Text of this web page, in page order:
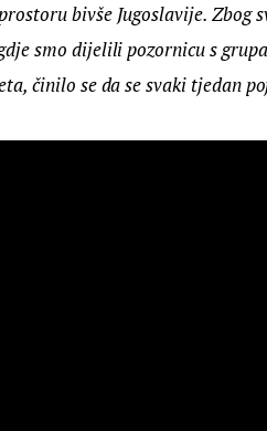
bivše Jugoslavije. Zbog
smo dijelili pozornicu s
činilo se da se svaki tjedan